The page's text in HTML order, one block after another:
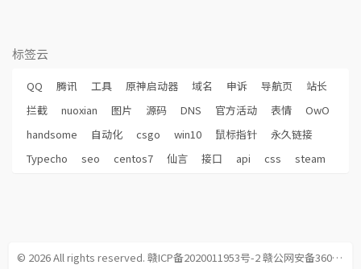
标签云
QQ 腾讯 工具 原神启动器 域名 申诉 导航页
站长
拦截
nuoxian 图片 源码 DNS 官方活动 表情
OwO
handsome
自动化 csgo win10 鼠标指针
永久链接
Typecho
seo centos7 仙言 接口 api css steam
© 2026 All rights reserved. 赣ICP备2020011953号-2赣公网安备36090202000360号